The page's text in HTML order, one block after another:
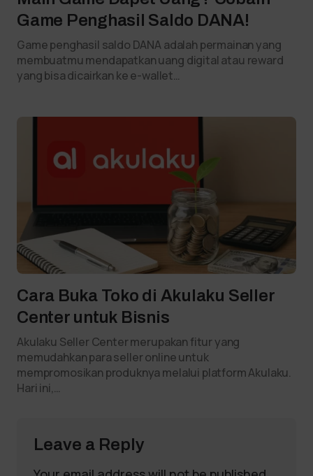
Game Penghasil Saldo DANA!
Game penghasil saldo DANA adalah permainan yang
membuatmu mendapatkan uang digital atau reward
yang bisa dicairkan ke e-wallet…
Cara Buka Toko di Akulaku Seller
Center untuk Bisnis
Akulaku Seller Center merupakan fitur yang
memudahkan para seller online untuk
mempromosikan produknya melalui platform Akulaku.
Hari ini,…
Leave a Reply